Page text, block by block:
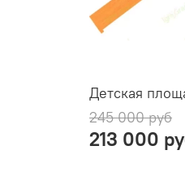
Детская
245 000 руб
213 000